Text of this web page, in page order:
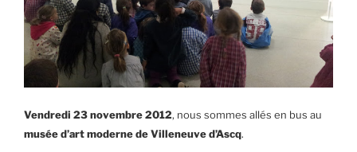
Vendredi 23 novembre 2012, nous sommes allés en bus au
musée d’art moderne de Villeneuve d’Ascq.